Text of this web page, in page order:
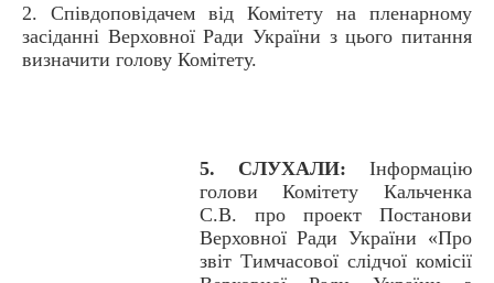
2. Співдоповідачем від Комітету на пленарному
засіданні Верховної Ради України з цього питання
визначити голову Комітету.
5. СЛУХАЛИ: Інформацію
голови Комітету Кальченка
С.В. про проект Постанови
Верховної Ради України «Про
звіт Тимчасової слідчої комісії